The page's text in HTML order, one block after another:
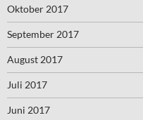
Oktober 2017
September 2017
August 2017
Juli 2017
Juni 2017